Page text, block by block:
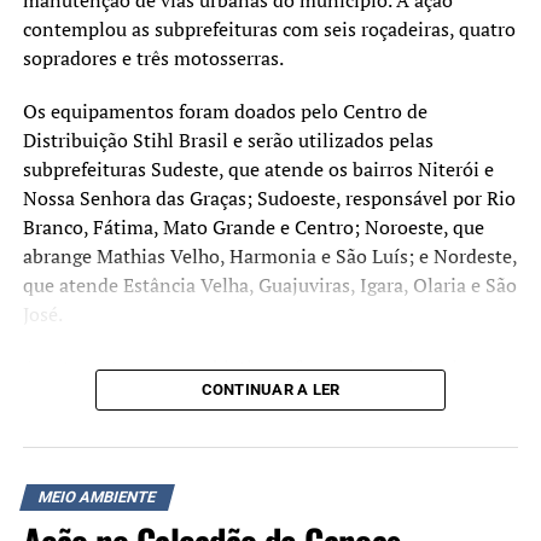
conselho gestor que vai
qualificar as ações”, disse o
governador.
Já o vice-governador destacou a criação de uma reserva
específica de recursos para a área.
sempre ter um recurso
reservado do orçamento
exclusivamente para
atender a política de
contemplou as subprefeituras com seis roçadeiras, quatro
sopradores e três motosserras.
Os equipamentos foram doados pelo Centro de
Distribuição Stihl Brasil e serão utilizados pelas
subprefeituras Sudeste, que atende os bairros Niterói e
Nossa Senhora das Graças; Sudoeste, responsável por Rio
Branco, Fátima, Mato Grande e Centro; Noroeste, que
abrange Mathias Velho, Harmonia e São Luís; e Nordeste,
que atende Estância Velha, Guajuviras, Igara, Olaria e São
José.
A entrega tem como objetivo reforçar os serviços de
manutenção e limpeza em vias públicas e áreas verdes. A
após as enchentes registradas em 2024.
Durante o ato, o prefeito Airton Souza fez a entrega
CONTINUAR A LER
MEIO AMBIENTE